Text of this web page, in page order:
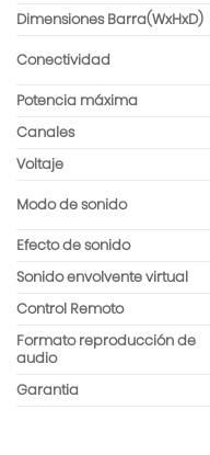
Dimensiones Barra(WxHxD)
Conectividad
Potencia máxima
Canales
Voltaje
Modo de sonido
Efecto de sonido
Sonido envolvente virtual
Control Remoto
Formato reproducción de
audio
Garantia